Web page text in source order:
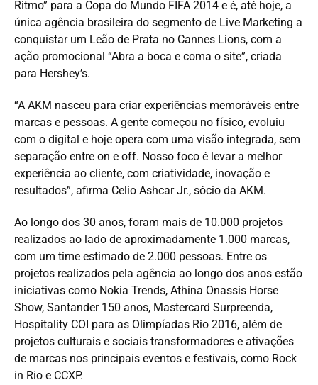
Ritmo” para a Copa do Mundo FIFA 2014 e é, até hoje, a
única agência brasileira do segmento de Live Marketing a
conquistar um Leão de Prata no Cannes Lions, com a
ação promocional “Abra a boca e coma o site”, criada
para Hershey’s.
“A AKM nasceu para criar experiências memoráveis entre
marcas e pessoas. A gente começou no físico, evoluiu
com o digital e hoje opera com uma visão integrada, sem
separação entre on e off. Nosso foco é levar a melhor
experiência ao cliente, com criatividade, inovação e
resultados”, afirma Celio Ashcar Jr., sócio da AKM.
Ao longo dos 30 anos, foram mais de 10.000 projetos
realizados ao lado de aproximadamente 1.000 marcas,
com um time estimado de 2.000 pessoas. Entre os
projetos realizados pela agência ao longo dos anos estão
iniciativas como Nokia Trends, Athina Onassis Horse
Show, Santander 150 anos, Mastercard Surpreenda,
Hospitality COI para as Olimpíadas Rio 2016, além de
projetos culturais e sociais transformadores e ativações
de marcas nos principais eventos e festivais, como Rock
in Rio e CCXP.